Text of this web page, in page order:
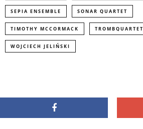
SEPIA ENSEMBLE SONAR QUARTET
TIMOTHY MCCORMACK TROMBQUARTET
WOJCIECH JELIŃSKI